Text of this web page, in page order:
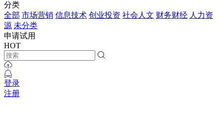
分类
全部 市场营销 信息技术 创业投资 社会人文 财务财经 人力资
源 未分类
申请试用
HOT
登录
注册